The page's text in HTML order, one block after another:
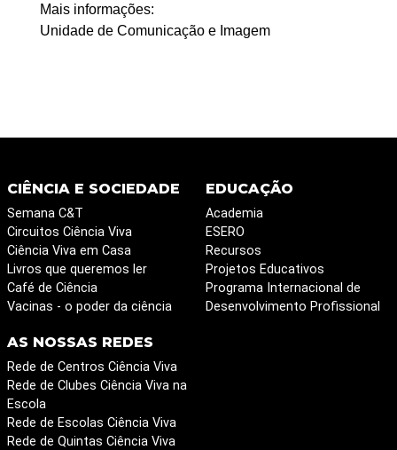
Mais informações:
Unidade de Comunicação e Imagem
CIÊNCIA E SOCIEDADE
Semana C&T
Circuitos Ciência Viva
Ciência Viva em Casa
Livros que queremos ler
Café de Ciência
Vacinas - o poder da ciência
EDUCAÇÃO
Academia
ESERO
Recursos
Projetos Educativos
Programa Internacional de
Desenvolvimento Profissional
AS NOSSAS REDES
Rede de Centros Ciência Viva
Rede de Clubes Ciência Viva na
Escola
Rede de Escolas Ciência Viva
Rede de Quintas Ciência Viva